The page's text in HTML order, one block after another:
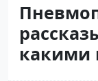
какими